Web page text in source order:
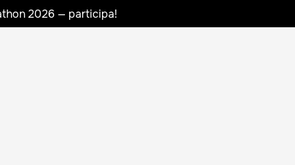
2026 — participa!